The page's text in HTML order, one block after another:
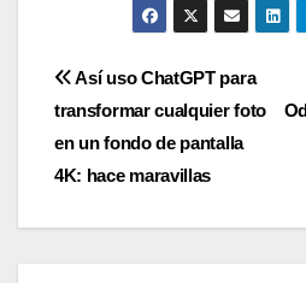
Navegación
de
entradas
Así uso ChatGPT para
transformar cualquier foto
en un fondo de pantalla
4K: hace maravillas